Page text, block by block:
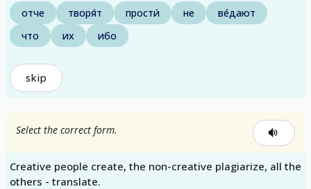
отче творя́т прости́ не
ве́дают
что
их ибо
skip
Select the correct form.
Creative people create, the non-creative plagiarize, all the
others - translate.